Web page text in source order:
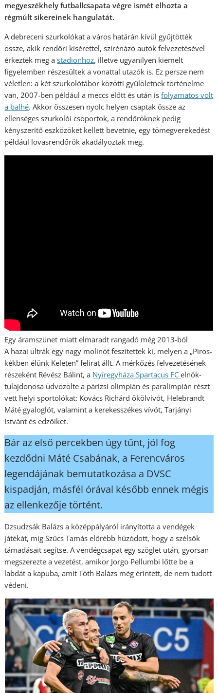
megyeszékhely futballcsapata végre ismét elhozta a
régmúlt sikereinek hangulatát.
A debreceni szurkolókat a város határán kívül gyűjtötték
össze, akik rendőri kísérettel, szirénázó autók felvezetésével
érkeztek meg astadionhoz, illetve ugyanilyen kiemelt
figyelemben részesültek a vonattal utazók is. Ez persze nem
véletlen: a két szurkolótábor közötti gyűlöletnek történelme
van, 2007-ben például a meccs előtt és után isfolyamatos volt
a balhé. Akkor összesen nyolc helyen csaptak össze az
ellenséges szurkolói csoportok, a rendőröknek pedig
kényszerítő eszközöket kellett bevetnie, egy tömegverekedést
például lovasrendőrök akadályoztak meg.
Egy áramszünet miatt elmaradt rangadó még 2013-ból
A hazai ultrák egy nagy molinót feszítettek ki, melyen a „Piros-
kékben élünk Keleten” felirat állt. A mérkőzés felvezetésének
részeként Révész Bálint, a Nyíregyháza Spartacus FCelnök-
tulajdonosa üdvözölte a párizsi olimpián és paralimpián részt
vett helyi sportolókat: Kovács Richárd ökölvívót, Helebrandt
Máté gyaloglót, valamint a kerekesszékes vívót, Tarjányi
Istvánt és edzőiket.
Bár az első percekben úgy tűnt, jól fog
kezdődni Máté Csabának, a Ferencváros
legendájának bemutatkozása a DVSC
kispadján, másfél órával később ennek mégis
az ellenkezője történt.
Dzsudzsák Balázs a középpályáról irányította a vendégek
játékát, míg Szűcs Tamás előrébb húzódott, hogy a szélsők
támadásait segítse. A vendégcsapat egy szöglet után, gyorsan
megszerezte a vezetést, amikor Jorgo Pellumbi lőtte be a
labdát a kapuba, amit Tóth Balázs még érintett, de nem tudott
védeni.